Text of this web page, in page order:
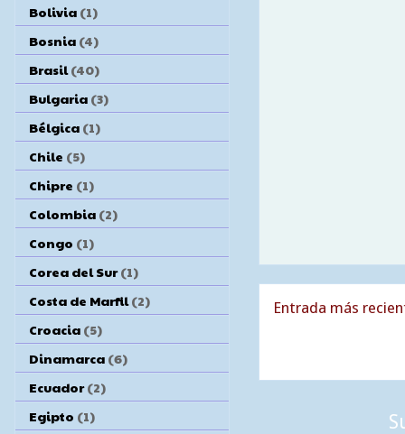
Entrada más
Bolivia (1)
Bosnia (4)
Brasil (40)
Bulgaria (3)
Bélgica (1)
Chile (5)
Chipre (1)
Colombia (2)
Congo (1)
Corea del Sur (1)
Costa de Marfil (2)
Croacia (5)
Dinamarca (6)
Ecuador (2)
Egipto (1)